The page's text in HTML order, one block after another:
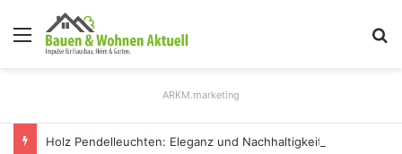
Menü
ARKM.marketing